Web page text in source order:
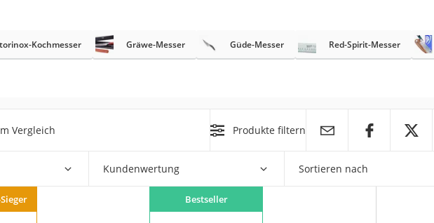
Kochmesser Gräwe-Messer Güde-Messer Red-Spirit-Messer
Vergleich Produkte filtern
Kundenwertung Sortieren nach
Bestseller